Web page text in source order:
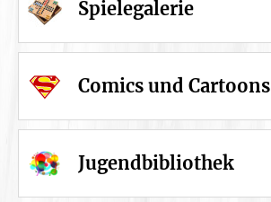
Spielegalerie
Comics und Cartoons
Jugendbibliothek